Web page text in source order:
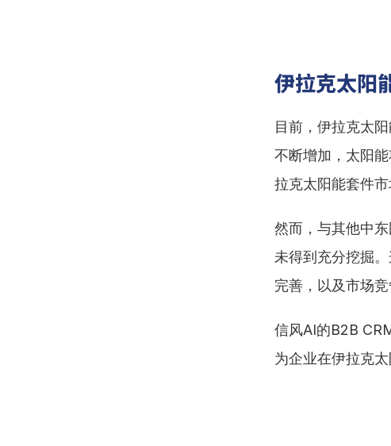
伊拉克太阳
目前，伊拉克太
不断增加，太阳
拉克太阳能套件
然而，与其他中
未得到充分挖掘
完善，以及市场竞
信风AI的B2B
为企业在伊拉克